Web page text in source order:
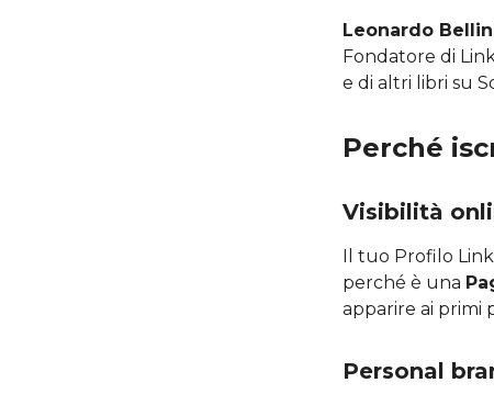
Leonardo
Fondatore di
e di altri libri su
Perché
Visibilità
Il tuo Profilo
perché è una
apparire ai primi
Personal